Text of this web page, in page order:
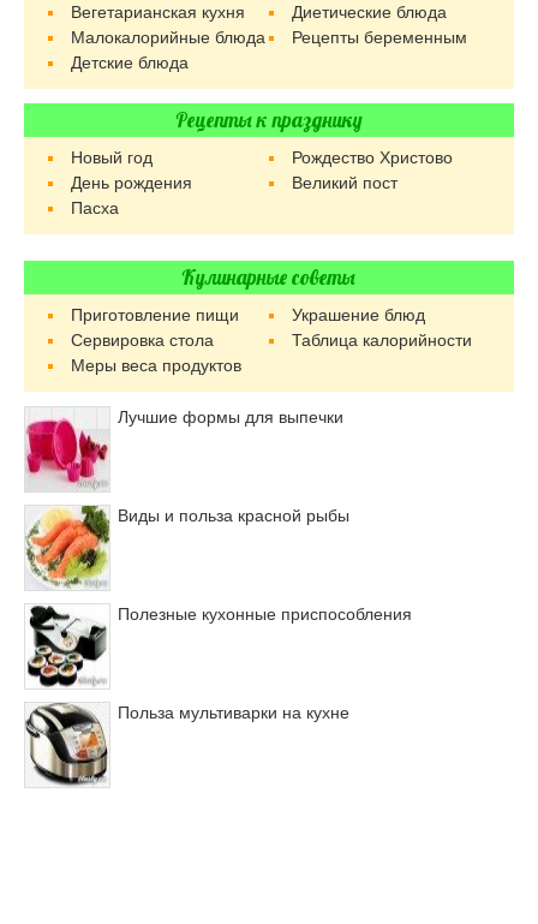
Вегетарианская кухня
Диетические блюда
Малокалорийные блюда
Рецепты беременным
Детские блюда
Рецепты к празднику
Новый год
Рождество Христово
День рождения
Великий пост
Пасха
Кулинарные советы
Приготовление пищи
Украшение блюд
Сервировка стола
Таблица калорийности
Меры веса продуктов
Лучшие формы для выпечки
Виды и польза красной рыбы
Полезные кухонные приспособления
Польза мультиварки на кухне